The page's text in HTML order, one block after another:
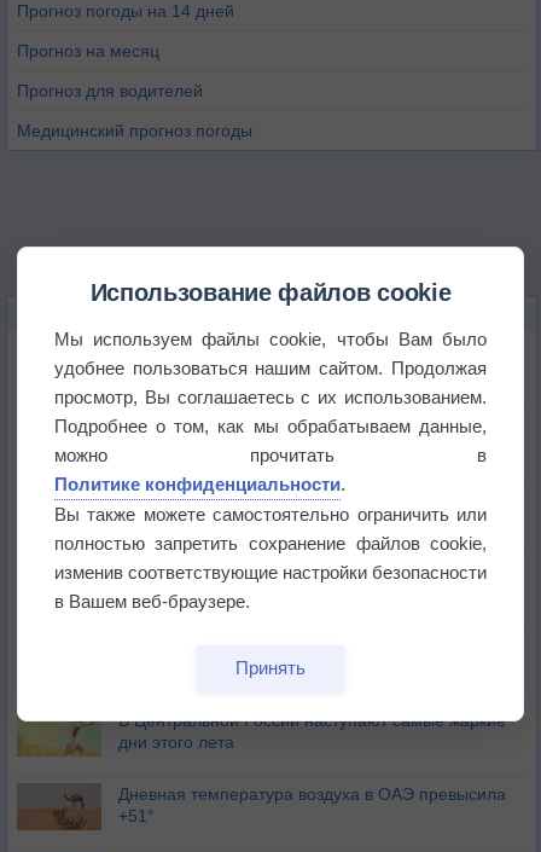
Прогноз погоды на 14 дней
Прогноз на месяц
Прогноз для водителей
Медицинский прогноз погоды
Погода в Екатеринбурге 6 августа
Погода в Краснодаре 6 августа
Погода в Санкт-Петербурге 6 августа
Погода в Москве 6 августа
В Центральной России наступают самые жаркие
дни этого лета
Дневная температура воздуха в ОАЭ превысила
+51°
Использование файлов cookie
Мы используем файлы cookie, чтобы Вам было
удобнее пользоваться нашим сайтом. Продолжая
просмотр, Вы соглашаетесь с их использованием.
Подробнее о том, как мы обрабатываем данные,
можно прочитать в
Политике конфиденциальности.
Вы также можете самостоятельно ограничить или
полностью запретить сохранение файлов cookie,
изменив соответствующие настройки безопасности
в Вашем веб-браузере.
Принять